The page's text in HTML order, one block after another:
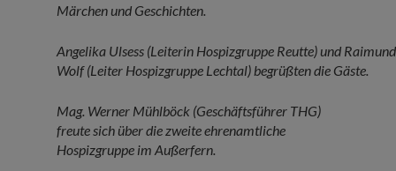
Märchen und Geschichten.
Angelika Ulsess (Leiterin Hospizgruppe Reutte) und Raimund
Wolf (Leiter Hospizgruppe Lechtal) begrüßten die Gäste.
Mag. Werner Mühlböck (Geschäftsführer THG)
freute sich über die zweite ehrenamtliche
Hospizgruppe im Außerfern.